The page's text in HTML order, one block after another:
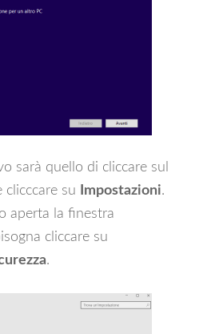
sarà quello di cliccare sul
clicccare su
Impostazioni.
aperta la finestra
cliccare su
.